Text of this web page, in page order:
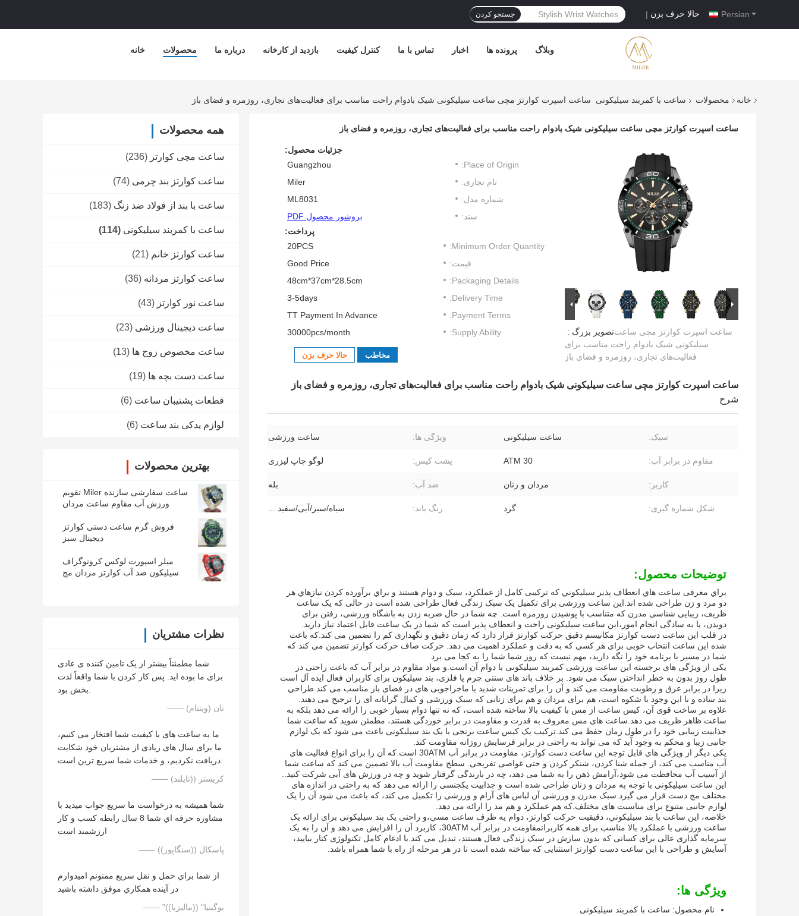
Persian حالا حرف بزن | جستجو کردن
خانه محصولات درباره ما بازدید از کارخانه کنترل کیفیت تماس با ما اخبار پرونده ها وبلاگ
خانه محصولات ساعت با کمربند سیلیکونی ساعت اسپرت کوارتز مچی ساعت سیلیکونی شیک بادوام راحت مناسب برای فعالیت‌های تجاری، روزمره و فضای باز
همه محصولات
ساعت مچی کوارتز (236)
ساعت کوارتز بند چرمی (74)
ساعت با بند از فولاد ضد زنگ (183)
ساعت با کمربند سیلیکونی (114)
ساعت کوارتز خانم (21)
ساعت کوارتز مردانه (36)
ساعت نور کوارتز (43)
ساعت دیجیتال ورزشی (23)
ساعت مخصوص زوج ها (13)
ساعت دست بچه ها (19)
قطعات پشتیبان ساعت (6)
لوازم یدکی بند ساعت (6)
بهترین محصولات
ساعت سفارشی سازنده Miler تقویم
ورزش آب مقاوم ساعت مردان
فروش گرم ساعت دستی کوارتز
دیجیتال سبز
میلر اسپورت لوکس کرونوگراف
سیلیکون ضد آب کوارتز مردان مچ
نظرات مشتریان
شما مطمئناً بیشتر از یک تامین کننده ی عادی
برای ما بوده اید. پس کار کردن با شما واقعاً لذت
بخش بود.
—— تان (ویتنام)
ما به ساعت های با کیفیت شما افتخار می کنیم،
ما برای سال های زیادی از مشتریان خود شکایت
دریافت نکردیم، و خدمات شما سریع ترین است.
—— کریستر ((تایلند)
شما هميشه به درخواست ما سريع جواب ميديد با
مشاوره حرفه اي شما 8 سال رابطه کسب و کار
ارزشمند است
—— پاسکال ((سنگاپور))
از شما براي حمل و نقل سريع ممنونم اميدوارم
در آينده همکاري موفق داشته باشيد
—— "يوگينيا" ((ماليزيا))
ساعت اسپرت کوارتز مچی ساعت سیلیکونی شیک بادوام راحت مناسب برای فعالیت‌های تجاری، روزمره و فضای باز
تصویر بزرگ :ساعت اسپرت کوارتز مچی ساعت
سیلیکونی شیک بادوام راحت مناسب برای
فعالیت‌های تجاری، روزمره و فضای باز
جزئیات محصول:
Place of Origin:
Guangzhou
نام تجاری:
Miler
شماره مدل:
ML8031
سند:
بروشور محصول PDF
پرداخت:
Minimum Order Quantity:
20PCS
قیمت:
Good Price
Packaging Details:
48cm*37cm*28.5cm
Delivery Time:
3-5days
Payment Terms:
TT Payment In Advance
Supply Ability:
30000pcs/month
مخاطب حالا حرف بزن
ساعت اسپرت کوارتز مچی ساعت سیلیکونی شیک بادوام راحت مناسب برای فعالیت‌های تجاری، روزمره و فضای باز
شرح
سبک: ساعت سیلیکونی ویژگی ها: ساعت ورزشی
مقاوم در برابر آب: 30 ATM پشت کیس: لوگو چاپ لیزری
کاربر: مردان و زنان ضد آب: بله
شکل شماره گیری: گرد رنگ باند: سیاه/سبز/آبی/سفید ...
توضیحات محصول:
براي معرفی ساعت هاي انعطاف پذير سيليکوني که ترکیبی کامل از عملکرد، سبک و دوام هستند و براي برآورده کردن نيازهاي هر
دو مرد و زن طراحی شده اند.این ساعت ورزشی برای تکمیل یک سبک زندگی فعال طراحی شده است در حالی که یک ساعت
ظریف، زیبایی شناسی مدرن که متناسب با پوشیدن روزمره است. چه شما در حال ضربه زدن به باشگاه ورزشی، رفتن برای
دویدن، یا به سادگی انجام امور،این ساعت سیلیکونی راحت و انعطاف پذیر است که شما در یک ساعت قابل اعتماد نیاز دارید.
در قلب این ساعت دست کوارتز مکانیسم دقیق حرکت کوارتز قرار دارد که زمان دقیق و نگهداری کم را تضمین می کند.که باعث
شده این ساعت انتخاب خوبی برای هر کسی که به دقت و عملکرد اهمیت می دهد. حرکت صاف حرکت کوارتز تضمین می کند که
شما در مسیر با برنامه خود را نگه دارید، مهم نیست که روز شما شما را به کجا می برد
یکی از ویژگی های برجسته این ساعت ورزشی کمربند سیلیکونی با دوام آن است.و مواد مقاوم در برابر آب که باعث راحتی در
طول روز بدون به خطر انداختن سبک می شود. بر خلاف باند های سنتی چرم یا فلزی، بند سیلیکون برای کاربران فعال ایده آل است
زیرا در برابر عرق و رطوبت مقاومت می کند و آن را برای تمرینات شدید یا ماجراجویی های در فضای باز مناسب می کند.طراحي
بند ساده و با اين وجود با شکوه است، هم برای مردان و هم برای زنانی که سبک ورزشی و کمال گرایانه ای را ترجیح می دهند.
علاوه بر ساخت قوی آن، کیس ساعت از مس با کیفیت بالا ساخته شده است، که نه تنها دوام بسیار خوبی را ارائه می دهد بلکه به
ساعت ظاهر ظریف می دهد.ساعت های مس معروف به قدرت و مقاومت در برابر خوردگی هستند، مطمئن شوید که ساعت شما
جذابیت زیبایی خود را در طول زمان حفظ می کند.ترکیب یک کیس ساعت برنجی با یک بند سیلیکونی باعث می شود که یک لوازم
جانبی زیبا و محکم به وجود آید که می تواند به راحتی در برابر فرسایش روزانه مقاومت کند.
یکی دیگر از ویژگی های قابل توجه این ساعت دست کوارتز، مقاومت در برابر آب 30ATM است.که آن را برای انواع فعالیت های
آب مناسب می کند، از جمله شنا کردن، شنکر کردن و حتی غواصی تفریحی. سطح مقاومت آب بالا تضمین می کند که ساعت شما
از آسیب آب محافظت می شود،آرامش ذهن را به شما می دهد، چه در بارندگی گرفتار شوید و چه در ورزش های آبی شرکت کنید..
این ساعت سیلیکونی با توجه به مردان و زنان طراحی شده است و جذابیت یکجنسی را ارائه می دهد که به راحتی در اندازه های
مختلف مچ دست قرار می گیرد.سبک مدرن و ورزشی آن لباس های آرام و ورزشی را تکمیل می کند، که باعث می شود آن را یک
لوازم جانبی متنوع برای مناسبت های مختلف.که هم عملکرد و هم مد را ارائه می دهد.
خلاصه، اين ساعت با بند سيليکوني، دقيقيت حرکت کوارتز، دوام يه ظرف ساعت مسي،و راحتی یک بند سیلیکونی برای ارائه یک
ساعت ورزشی با عملکرد بالا مناسب برای همه کاربرانمقاومت در برابر آب 30ATM، کاربرد آن را افزایش می دهد و آن را به یک
سرمایه گذاری عالی برای کسانی که بدون سازش در سبک زندگی فعال هستند، تبدیل می کند.با ادغام کامل تکنولوژی کنار بیایید،
آسایش و طراحی با این ساعت دست کوارتز استثنایی که ساخته شده است تا در هر مرحله از راه با شما همراه باشد.
ویژگی ها:
نام محصول: ساعت با کمربند سیلیکونی